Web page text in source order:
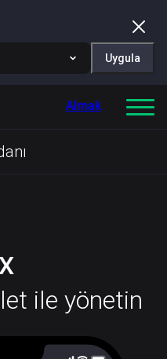
Uygula
Almak
ile yönetin